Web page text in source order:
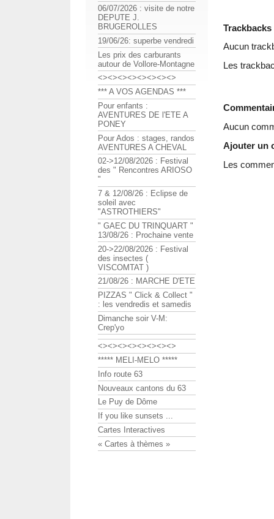
Trackbacks
Aucun
Les
Aucun
Ajouter un
Les
06/07/2026 : visite de notre
DEPUTE J.
BRUGEROLLES
19/06/26: superbe vendredi
Les prix des carburants
autour de Vollore-Montagne
<><><><><><><><>
*** A VOS AGENDAS ***
Pour enfants :
AVENTURES DE l'ETE A
PONEY
Pour Ados : stages, randos
AVENTURES A CHEVAL
02->12/08/2026 : Festival
des " Rencontres ARIOSO
"
7 & 12/08/26 : Eclipse de
soleil avec
"ASTROTHIERS"
" GAEC DU TRINQUART "
13/08/26 : Prochaine vente
20->22/08/2026 : Festival
des insectes (
VISCOMTAT )
21/08/26 : MARCHE D'ETE
PIZZAS " Click & Collect "
: les vendredis et samedis
Dimanche soir V-M:
Crep'yo
<><><><><><><><>
***** MELI-MELO *****
Info route 63
Nouveaux cantons du 63
Le Puy de Dôme
If you like sunsets ...
Cartes Interactives
« Cartes à thèmes »